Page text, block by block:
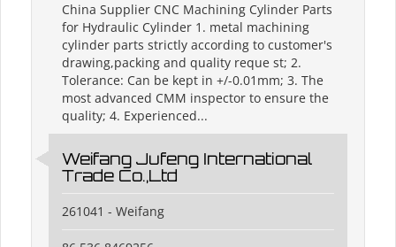
China Supplier CNC Machining Cylinder Parts
for Hydraulic Cylinder 1. metal machining
cylinder parts strictly according to customer's
drawing,packing and quality reque st; 2.
Tolerance: Can be kept in +/-0.01mm; 3. The
most advanced CMM inspector to ensure the
quality; 4. Experienced...
Weifang Jufeng International
Trade Co.,Ltd
261041 - Weifang